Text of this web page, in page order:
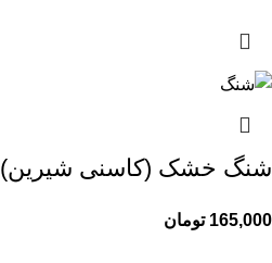
شنگ خشک (کاسنی شیرین)
165,000 تومان